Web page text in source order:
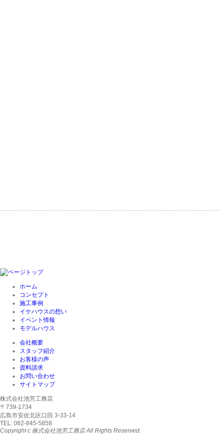
ホーム
コンセプト
施工事例
イケハウスの想い
イベント情報
モデルハウス
会社概要
スタッフ紹介
お客様の声
資料請求
お問い合わせ
サイトマップ
株式会社池芳工務店
〒739-1734
広島市安佐北区口田 3-33-14
TEL: 082-845-5858
Copyright c 株式会社池芳工務店 All Rights Reserved.